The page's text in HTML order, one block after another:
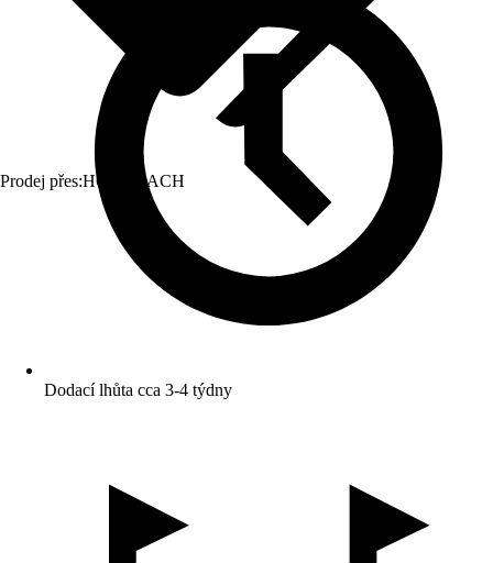
Prodej přes:HORNBACH
Dodací lhůta cca 3-4 týdny